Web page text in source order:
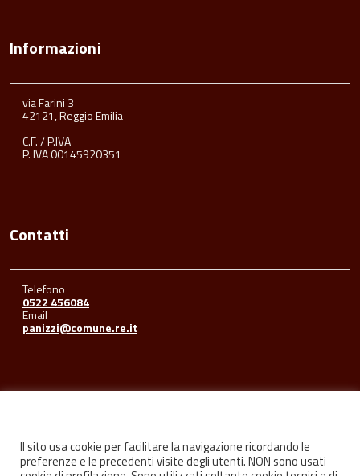
Informazioni
via Farini 3
42121, Reggio Emilia
C.F. / P.IVA
P. IVA 00145920351
Contatti
Telefono
0522 456084
Email
panizzi@comune.re.it
Il sito usa cookie per facilitare la navigazione ricordando le
preferenze e le precedenti visite degli utenti. NON sono usati